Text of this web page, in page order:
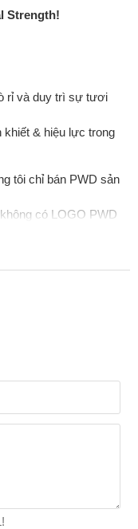
Strength!
rỉ và duy trì sự tươi
khiết & hiệu lực trong
tôi chỉ bán PWD sản
có LOGO PWD
phối màu đỏ đen
dập nổi trên nắp